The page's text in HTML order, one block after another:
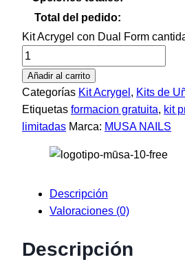
Total del pedido:
Kit Acrygel con Dual Form
Añadir al carrito
Categorías Kit Acrygel , Kits de
Etiquetas formacion gratuita, kit
limitadas Marca: MUSA NAILS
Descripción
Valoraciones (0)
Descripción